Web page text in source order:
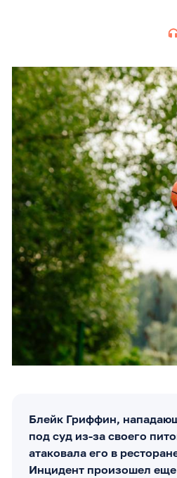
Блейк Гриффин,
под суд из-за своего
атаковала его в
Инцидент произошел